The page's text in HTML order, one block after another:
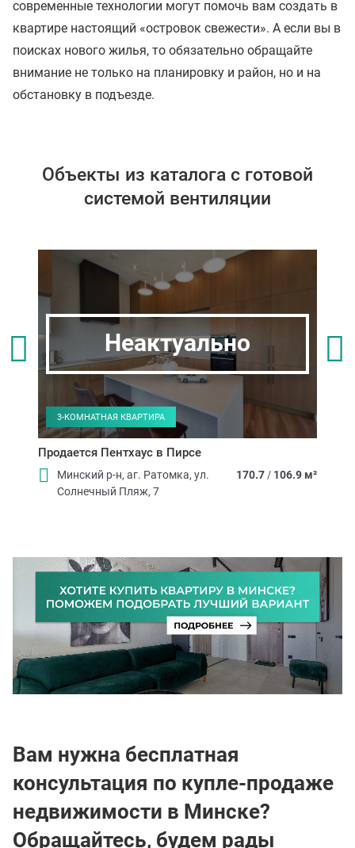
современные технологии могут помочь вам создать в
квартире настоящий «островок свежести». А если вы в
поисках нового жилья, то обязательно обращайте
внимание не только на планировку и район, но и на
обстановку в подъезде.
Объекты из каталога с готовой
системой вентиляции
Неактуально
3-КОМНАТНАЯ КВАРТИРА
Продается Пентхаус в Пирсе
Минский р-н, аг. Ратомка, ул.
Солнечный Пляж, 7
170.7/ 106.9 м²
Вам нужна бесплатная
консультация по купле-продаже
недвижимости в Минске?
Обращайтесь, будем рады